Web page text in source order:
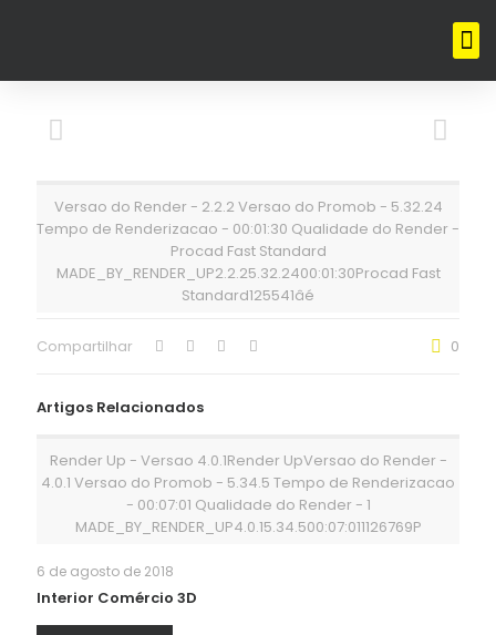
Versao do Render - 2.2.2 Versao do Promob - 5.32.24
Tempo de Renderizacao - 00:01:30 Qualidade do Render -
Procad Fast Standard
MADE_BY_RENDER_UP2.2.25.32.2400:01:30Procad Fast
Standard125541âé
Compartilhar 0
Artigos Relacionados
Render Up - Versao 4.0.1Render UpVersao do Render -
4.0.1 Versao do Promob - 5.34.5 Tempo de Renderizacao
- 00:07:01 Qualidade do Render - 1
MADE_BY_RENDER_UP4.0.15.34.500:07:011126769P
6 de agosto de 2018
Interior Comércio 3D